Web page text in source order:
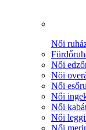
Női
Női
Nöi
Női
Női
Női
Női
Női